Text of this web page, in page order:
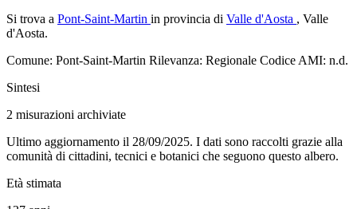
Si trova a Pont-Saint-Martin in provincia di Valle d'Aosta , Valle
d'Aosta.
Comune: Pont-Saint-Martin Rilevanza: Regionale Codice AMI: n.d.
Sintesi
2 misurazioni archiviate
Ultimo aggiornamento il 28/09/2025. I dati sono raccolti grazie alla
comunità di cittadini, tecnici e botanici che seguono questo albero.
Età stimata